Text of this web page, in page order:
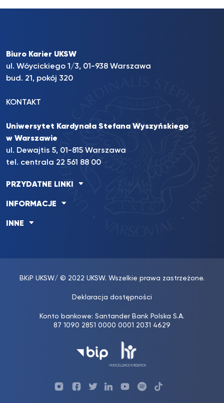
Biuro Karier UKSW
ul. Wóycickiego 1/3, 01-938 Warszawa
bud. 21, pokój 320
KONTAKT
Uniwersytet Kardynała Stefana Wyszyńskiego
w Warszawie
ul. Dewajtis 5, 01-815 Warszawa
tel. centrala 22 561 88 00
PRZYDATNE LINKI
INFORMACJE
INNE
BKiP UKSW/ © 2022 UKSW. Wszelkie prawa zastrzeżone.
Deklaracja dostępności
Konto bankowe: Santander Bank Polska S.A.
87 1090 2851 0000 0001 2031 4629
Profil ProfilProfilProfil UKSWProfilUKSW